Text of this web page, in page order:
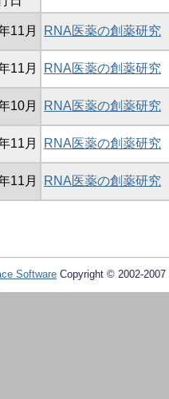
11月 RNA医薬の創薬研究
11月 RNA医薬の創薬研究
10月 RNA医薬の創薬研究
11月 RNA医薬の創薬研究
11月 RNA医薬の創薬研究
Software Copyright © 2002-2007